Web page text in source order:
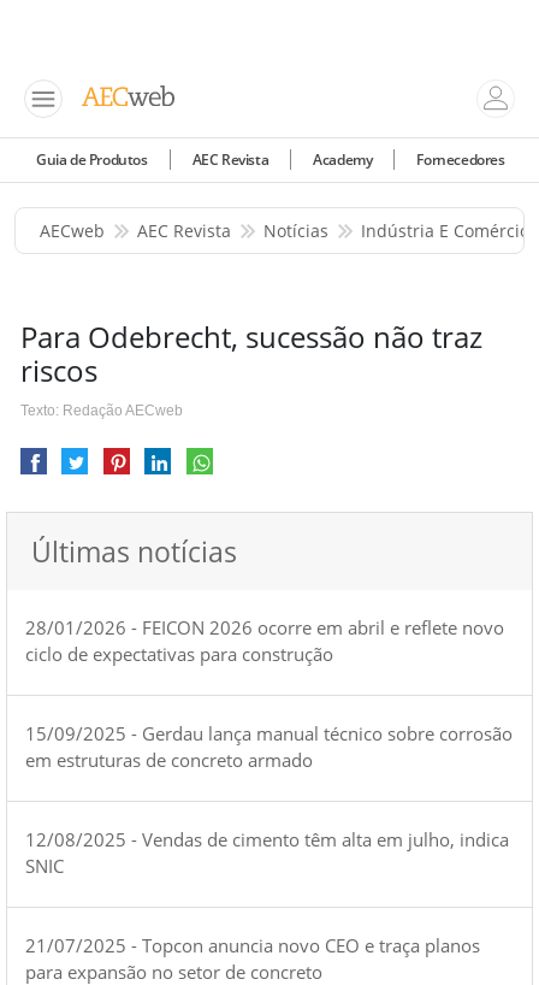
Guia de Produtos AEC Revista Academy Fornecedores
AECweb AEC Revista Notícias Indústria E Comércio
Para Odebrecht, sucessão não traz
riscos
Texto: Redação AECweb
Últimas notícias
28/01/2026 - FEICON 2026 ocorre em abril e reflete novo
ciclo de expectativas para construção
15/09/2025 - Gerdau lança manual técnico sobre corrosão
em estruturas de concreto armado
12/08/2025 - Vendas de cimento têm alta em julho, indica
SNIC
21/07/2025 - Topcon anuncia novo CEO e traça planos
para expansão no setor de concreto